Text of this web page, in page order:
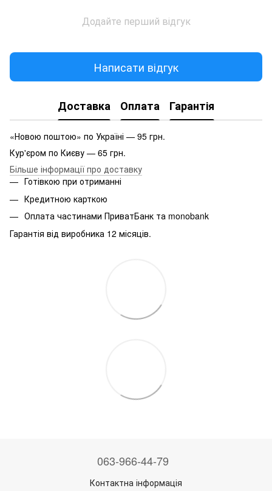
Додайте перший відгук
Написати відгук
Доставка Оплата Гарантія
«Новою поштою» по Україні — 95 грн.
Кур'єром по Києву — 65 грн.
Більше інформації про доставку
Готівкою при отриманні
Кредитною карткою
Оплата частинами ПриватБанк та monobank
Гарантія від виробника 12 місяців.
063-966-44-79
Контактна інформація